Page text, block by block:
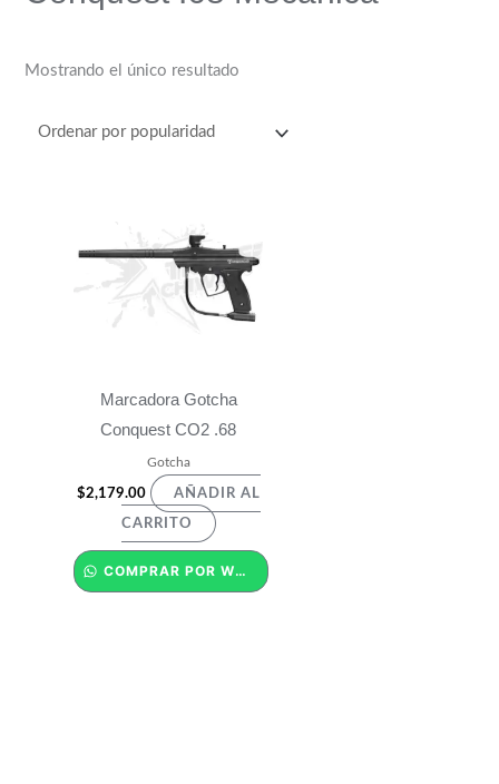
Mostrando el único resultado
Marcadora Gotcha
Conquest CO2 .68
Gotcha
$2,179.00 AÑADIR AL
CARRITO
COMPRAR POR WHATSAPP